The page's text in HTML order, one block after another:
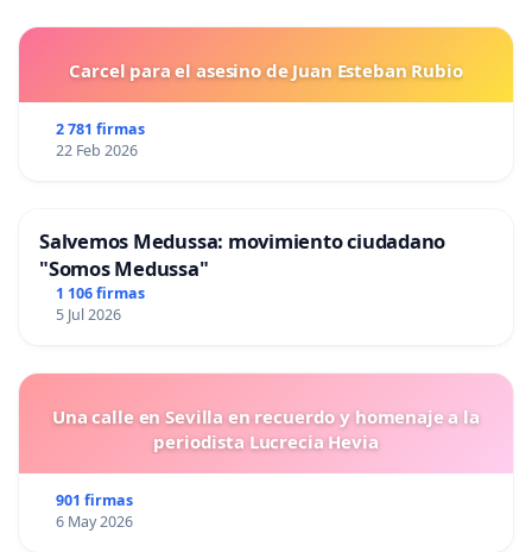
Carcel para el asesino de Juan Esteban Rubio
2 781 firmas
22 Feb 2026
Salvemos Medussa: movimiento ciudadano
"Somos Medussa"
1 106 firmas
5 Jul 2026
Una calle en Sevilla en recuerdo y homenaje a la
periodista Lucrecia Hevia
901 firmas
6 May 2026